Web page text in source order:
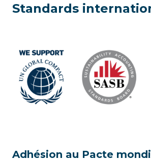
Standards
Adhésion au Pacte